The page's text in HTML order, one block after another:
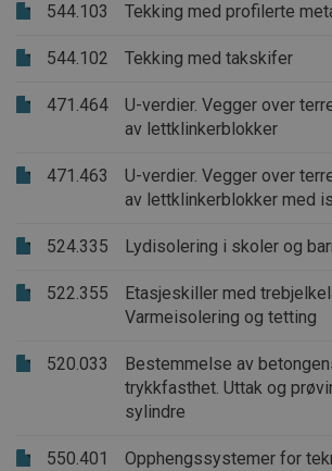
544.103 Tekking med profilerte
544.102 Tekking med takskifer
471.464
U-verdier. Vegger over
av lettklinkerblokker
471.463
U-verdier. Vegger over
av lettklinkerblokker med
524.335 Lydisolering i skoler og
522.355
Etasjeskiller med
Varmeisolering og tetting
520.033
Bestemmelse av
trykkfasthet. Uttak og
sylindre
550.401
Opphengssystemer for